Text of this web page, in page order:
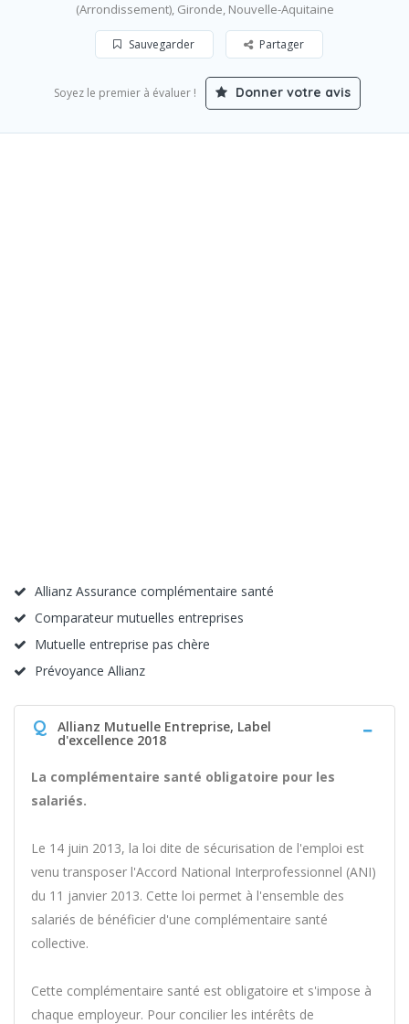
(Arrondissement), Gironde, Nouvelle-Aquitaine
Sauvegarder Partager
Soyez le premier à évaluer ! Donner votre avis
Allianz Assurance complémentaire santé
Comparateur mutuelles entreprises
Mutuelle entreprise pas chère
Prévoyance Allianz
Q Allianz Mutuelle Entreprise, Label
d'excellence 2018
La complémentaire santé obligatoire pour les
salariés.
Le 14 juin 2013, la loi dite de sécurisation de l'emploi est
venu transposer l'Accord National Interprofessionnel (ANI)
du 11 janvier 2013. Cette loi permet à l'ensemble des
salariés de bénéficier d'une complémentaire santé
collective.
Cette complémentaire santé est obligatoire et s'impose à
chaque employeur. Pour concilier les intérêts de